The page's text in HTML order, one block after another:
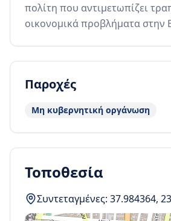
πολίτη που αντιμετωπίζει
οικονομικά προβλήματα στην
Παροχές
Μη κυβερνητική οργάνωση
Τοποθεσία
Συντεταγμένες: 37.984364,